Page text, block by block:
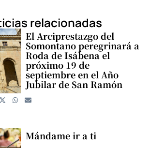
relacionadas
El Arciprestazgo del
Somontano peregrinará a
Roda de Isábena el
próximo 19 de
septiembre en el Año
Jubilar de San Ramón
Mándame ir a ti